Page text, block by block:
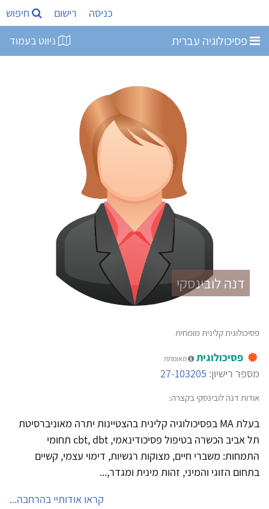
כניסה רישום חיפוש
פסיכולוגיה עברית ניווט בעמוד
דנה לובינסקי
פסיכולוגית קלינית מומחית
פסיכולוגית מאומתת
מספר רישיון: 27-103205
אודות דנה לובינסקי בקצרה:
בעלת MA בפסיכולוגיה קלינית בהצטיינות יתרה מאוניברסיטת
תל אביב הכשרה בטיפול פסיכודינאמי, cbt, dbt תחומי
התמחות: משברי חיים, מצוקות רגשיות, דימוי עצמי, קשיים
בתחום הזוגי והמיני, זהות מינית ומגדר,...
קראו אודותיי בהרחבה...